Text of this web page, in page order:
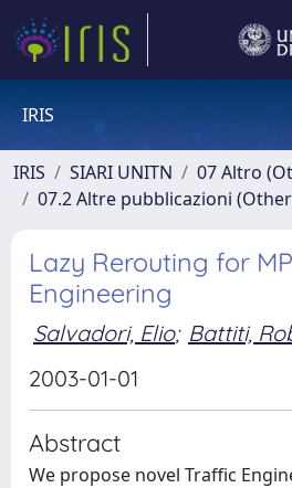
IRIS
IRIS SIARI UNITN
07 Altro
07.2 Altre pubblicazioni
Lazy Rerouting for
Engineering
Salvadori, Elio; Battiti,
2003-01-01
Abstract
We propose novel Traffic